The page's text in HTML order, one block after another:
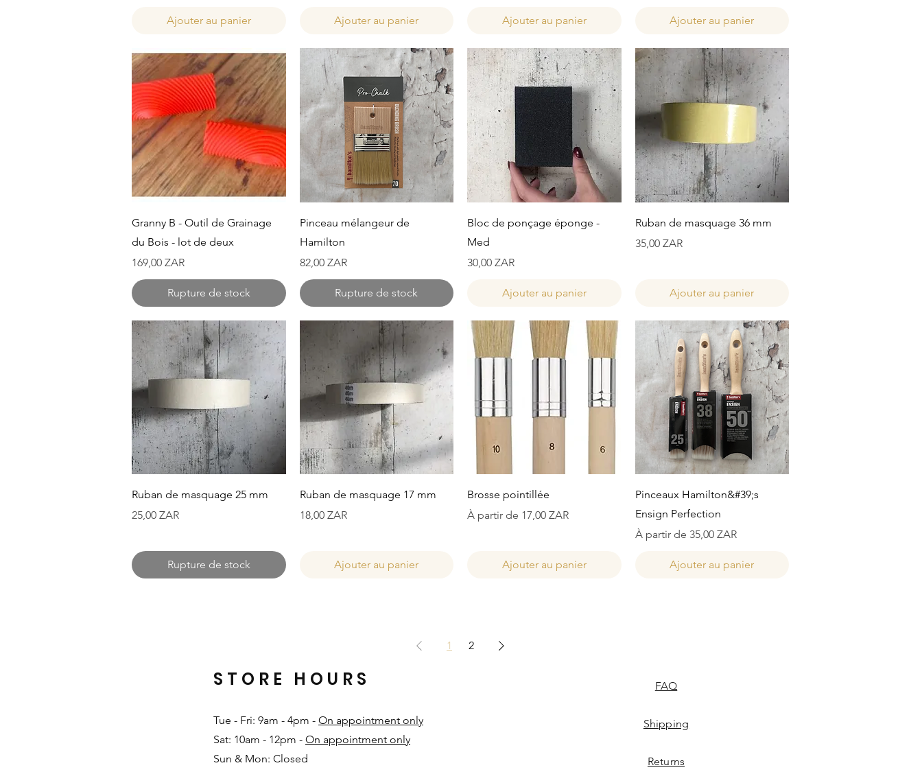
Ajouter au panier Ajouter au panier Ajouter au panier Ajouter au panier
Aperçu rapide
Granny B - Outil de Grainage
du Bois - lot de deux
Prix
169,00 ZAR
Rupture de stock
Aperçu rapide
Pinceau mélangeur de
Hamilton
Prix
82,00 ZAR
Rupture de stock
Aperçu rapide
Bloc de ponçage éponge -
Med
Prix
30,00 ZAR
Ajouter au panier
Aperçu rapide
Ruban de masquage 36 mm
Prix
35,00 ZAR
Ajouter au panier
Aperçu rapide
Ruban de masquage 25 mm
Prix
25,00 ZAR
Rupture de stock
Aperçu rapide
Ruban de masquage 17 mm
Prix
18,00 ZAR
Ajouter au panier
Aperçu rapide
Brosse pointillée
À partir de 17,00 ZAR
Prix promotionnel
Ajouter au panier
Aperçu rapide
Pinceaux Hamilton&#39;s
Ensign Perfection
À partir de 35,00 ZAR
Prix promotionnel
Ajouter au panier
1 2
Tue - Fri: 9am - 4pm - On appointment only
Sat: 10am - 12pm - On appointment only
Sun & Mon: Closed​
STORE HOURS FAQ
Shipping
Returns